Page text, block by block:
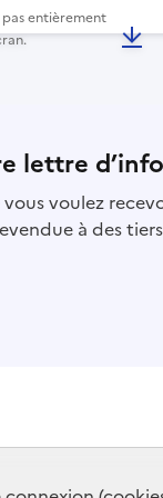
pas entièrement
lettre
voulez
à des